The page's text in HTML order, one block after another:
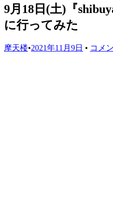
9月18日(土)『
に行ってみた
摩天楼•2021年11月9日 • コメ